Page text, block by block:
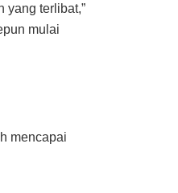
yang terlibat,”
mulai
mencapai